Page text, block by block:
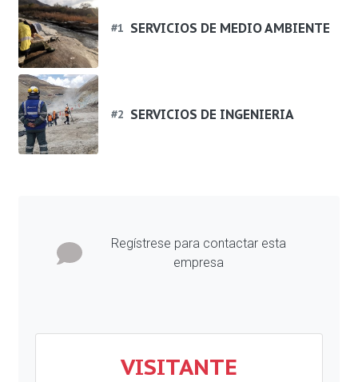
#1 SERVICIOS DE MEDIO AMBIENTE
#2 SERVICIOS DE INGENIERIA
Regístrese para contactar esta
empresa
VISITANTE